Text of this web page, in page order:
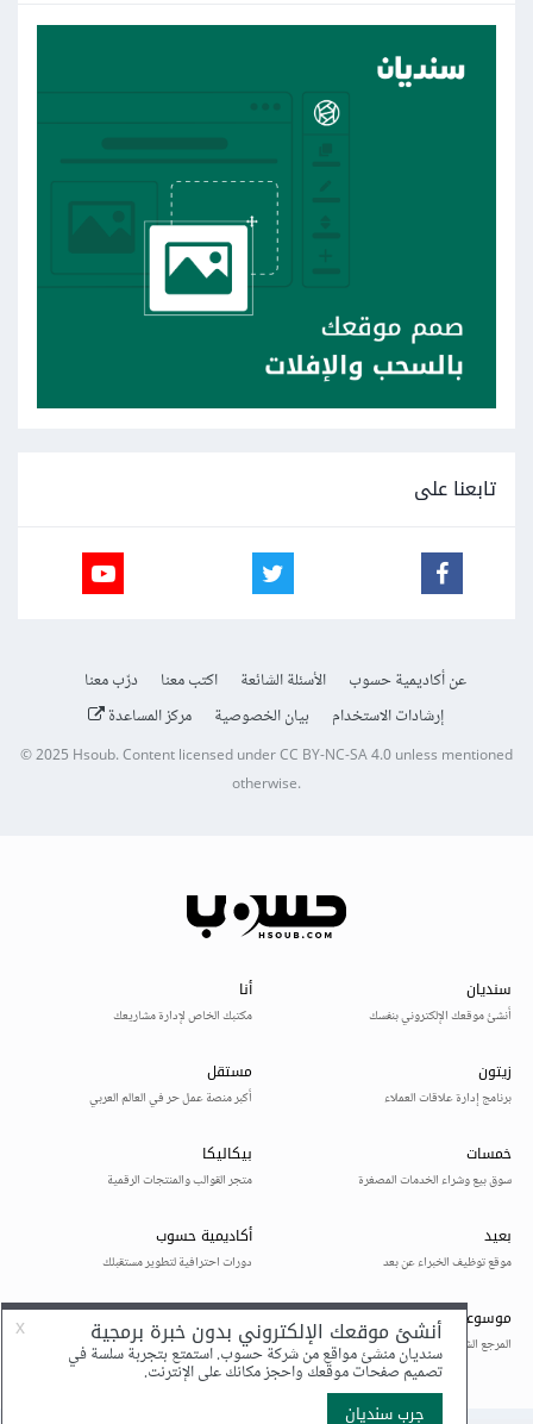
تابعنا على
عن أكاديمية حسوب الأسئلة الشائعة اكتب معنا
درّب معنا
إرشادات الاستخدام
بيان الخصوصية مركز المساعدة
© 2025Hsoub.Content licensed underCC BY-NC-SA 4.0unless mentioned
otherwise.